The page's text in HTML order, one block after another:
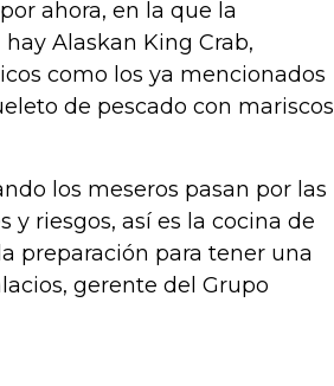
ahora, en la que la
Alaskan King Crab,
como los ya mencionados
de pescado con mariscos
los meseros pasan por las
y riesgos, así es la cocina de
preparación para tener una
gerente del Grupo